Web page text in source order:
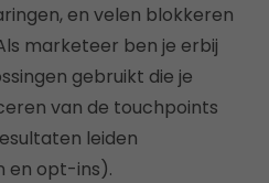
en velen blokkeren
marketeer ben je erbij
gebruikt die je
van de touchpoints
leiden
en opt-ins).